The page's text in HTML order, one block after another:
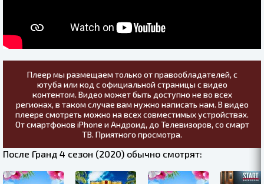
Плеер мы размещаем только от правообладателей, с
ютуба или код с официальной страницы с видео
контентом. Видео может быть доступно не во всех
регионах, в таком случае вам нужно написать нам. В видео
плеере смотреть можно на всех совместимых устройствах.
От смартфонов iPhone и Андроид, до Телевизоров, со смарт
ТВ. Приятного просмотра.
После Гранд 4 сезон (2020) обычно смотрят: